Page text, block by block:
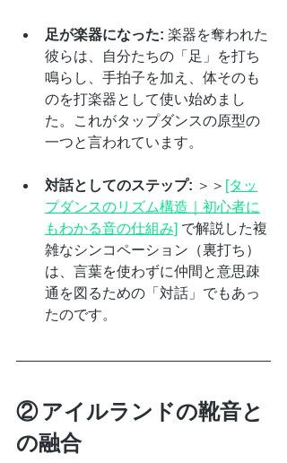
足が楽器になった: 楽器を奪われた
彼らは、自分たちの「足」を打ち
鳴らし、手拍子を加え、体そのも
のを打楽器として使い始めまし
た。これがタップダンスの原型の
一つと言われています。
対話としてのステップ: ＞＞ [タッ
プダンスのリズム構造｜初心者に
もわかる音の仕組み] で解説した複
雑なシンコペーション（裏打ち）
は、言葉を使わずに仲間と意思疎
通を図るための「対話」でもあっ
たのです。
② アイルランドの靴音と
の融合